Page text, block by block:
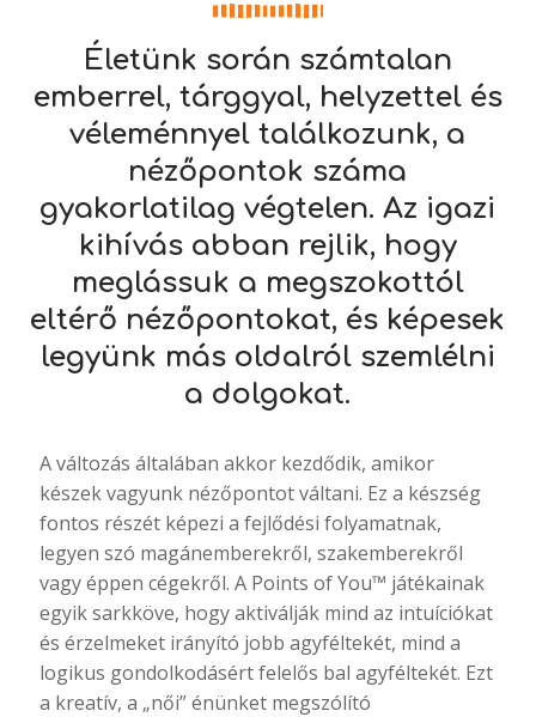
Életünk során számtalan
emberrel, tárggyal, helyzettel és
véleménnyel találkozunk, a
nézőpontok száma
gyakorlatilag végtelen. Az igazi
kihívás abban rejlik, hogy
meglássuk a megszokottól
eltérő nézőpontokat, és képesek
legyünk más oldalról szemlélni
a dolgokat.
A változás általában akkor kezdődik, amikor
készek vagyunk nézőpontot váltani. Ez a készség
fontos részét képezi a fejlődési folyamatnak,
legyen szó magánemberekről, szakemberekről
vagy éppen cégekről. A Points of You™ játékainak
egyik sarkköve, hogy aktiválják mind az intuíciókat
és érzelmeket irányító jobb agyféltekét, mind a
logikus gondolkodásért felelős bal agyféltekét. Ezt
a kreatív, a „női” énünket megszólító